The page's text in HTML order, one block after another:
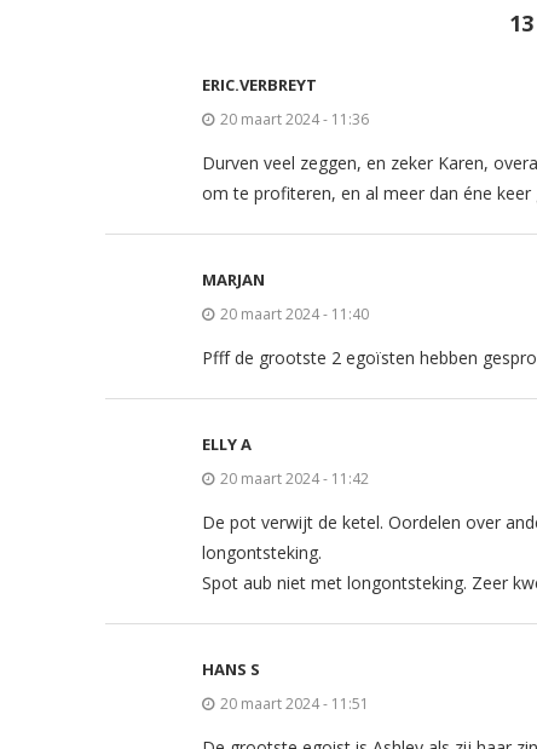
ERIC.VERBREYT
20 maart 2024 - 11:36
Durven veel zeggen, en zeker Karen,
om te profiteren, en al meer dan éne keer
MARJAN
20 maart 2024 - 11:40
Pfff de grootste 2 egoïsten hebben
ELLY A
20 maart 2024 - 11:42
De pot verwijt de ketel. Oordelen over
longontsteking.
Spot aub niet met longontsteking. Zeer
HANS S
20 maart 2024 - 11:51